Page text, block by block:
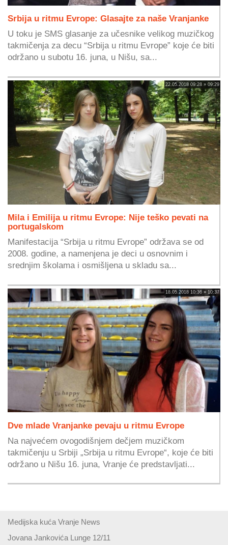
Srbija u ritmu Evrope: Glasajte za naše Vranjanke
U toku je SMS glasanje za učesnike velikog muzičkog
takmičenja za decu “Srbija u ritmu Evrope” koje će biti
održano u subotu 16. juna, u Nišu, sa...
22.05.2018 09:28 » 09:29
Mila i Emilija u ritmu Evrope: Nije teško pevati na
portugalskom
Manifestacija “Srbija u ritmu Evrope” održava se od
2008. godine, a namenjena je deci u osnovnim i
srednjim školama i osmišljena u skladu sa...
18.05.2018 10:36 » 10:37
Dve mlade Vranjanke pevaju u ritmu Evrope
Na najvećem ovogodišnjem dečjem muzičkom
takmičenju u Srbiji „Srbija u ritmu Evrope“, koje će biti
održano u Nišu 16. juna, Vranje će predstavljati...
Medijska kuća Vranje News
Jovana Jankovića Lunge 12/11